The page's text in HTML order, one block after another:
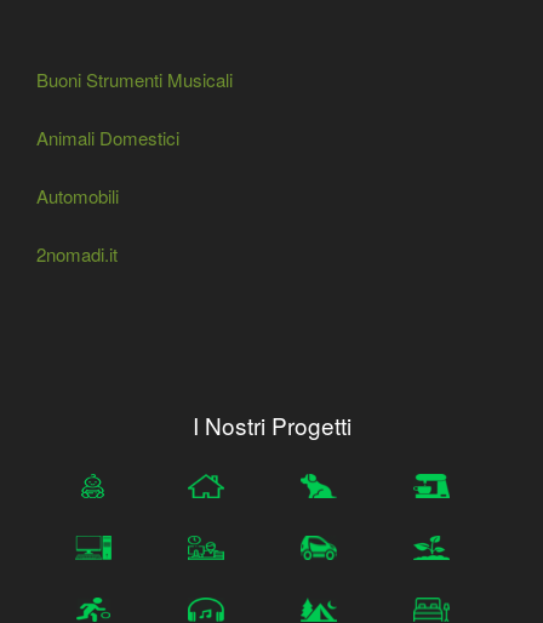
Buoni Strumenti Musicali
Animali Domestici
Automobili
2nomadi.it
I Nostri Progetti